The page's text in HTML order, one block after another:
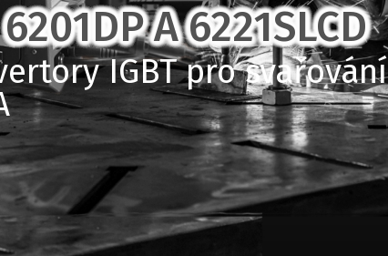
A 6221SLCD
IGBT pro svařování